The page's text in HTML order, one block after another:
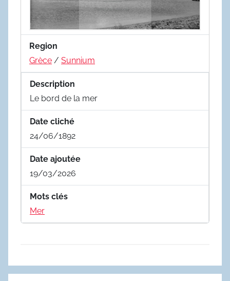
Region
Grèce / Sunnium
Description
Le bord de la mer
Date cliché
24/06/1892
Date ajoutée
19/03/2026
Mots clés
Mer